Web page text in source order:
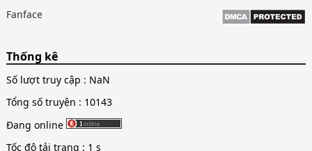
Fanface
Thống kê
Số lượt truy cập : NaN
Tổng số truyện : 10143
Đang online
Tốc độ tải trang : 1 s